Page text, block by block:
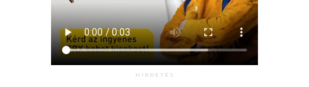
HIRDETÉS